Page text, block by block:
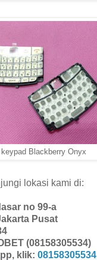
keypad Blackberry Onyx
lokasi kami di:
no 99-a
Pusat
(08158305534)
klik: 08158305534